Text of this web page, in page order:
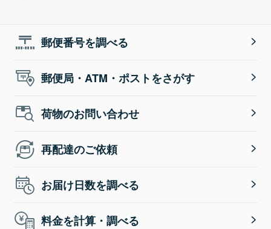
郵便番号を調べる
郵便局・ATM・ポストをさがす
荷物のお問い合わせ
再配達のご依頼
お届け日数を調べる
料金を計算・調べる